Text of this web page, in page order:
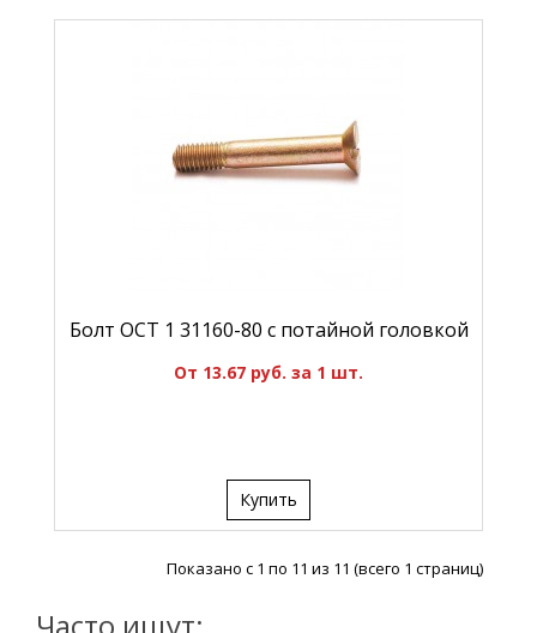
Болт ОСТ 1 31160-80 с потайной головкой
От 13.67 руб. за 1 шт.
Купить
Показано с 1 по 11 из 11 (всего 1 страниц)